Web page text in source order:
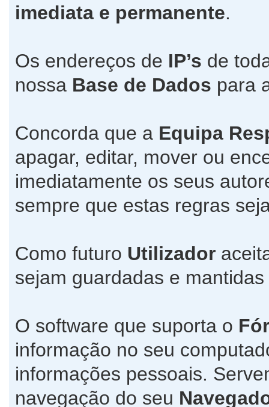
imediata e permanente.
Os endereços de IP’s de
nossa Base de Dados para
Concorda que a Equipa
apagar, editar, mover ou
imediatamente os seus
sempre que estas regras
Como futuro Utilizador
sejam guardadas e
O software que suporta o
informação no seu
informações pessoais.
navegação do seu